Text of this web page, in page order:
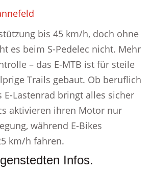
bis 45 km/h, doch ohne
es beim S-Pedelec nicht. Mehr
– das E-MTB ist für steile
Trails gebaut. Ob beruflich
E-Lastenrad bringt alles sicher
aktivieren ihren Motor nur
während E-Bikes
km/h fahren.
Infos.